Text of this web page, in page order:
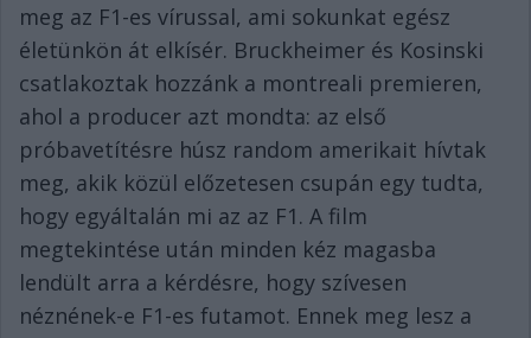
meg az F1-es vírussal, ami sokunkat egész
életünkön át elkísér. Bruckheimer és Kosinski
csatlakoztak hozzánk a montreali premieren,
ahol a producer azt mondta: az első
próbavetítésre húsz random amerikait hívtak
meg, akik közül előzetesen csupán egy tudta,
hogy egyáltalán mi az az F1. A film
megtekintése után minden kéz magasba
lendült arra a kérdésre, hogy szívesen
néznének-e F1-es futamot. Ennek meg lesz a